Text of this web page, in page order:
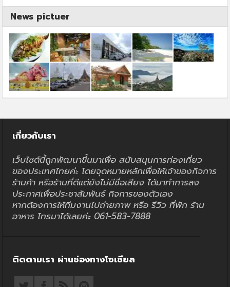
News pictuer
เกี่ยวกับเรา
เว็บไซต์นี้ถูกพัฒนาขึ้นมาเพื่อ สนับสนุนการท่องเที่ยว
ของประเทศไทยค่ะ โดยจุดหมายหลักเพื่อให้เจ้าของกิจการ
ร้านค้า หรือร้านที่ดีแต่ยังไม่มีชื่อเสียง ได้มาทำการลง
ประกาศเพื่อประชาสัมพันธ์ กิจการของตัวเอง
หากต้องการให้ทีมงานไปถ่ายภาพ หรือ รีวิว ที่พัก ร้าน
อาหาร โทรมาได้เลยค่ะ 061-583-7888
ติดตามเรา ผ่านช่องทางโซเชียล